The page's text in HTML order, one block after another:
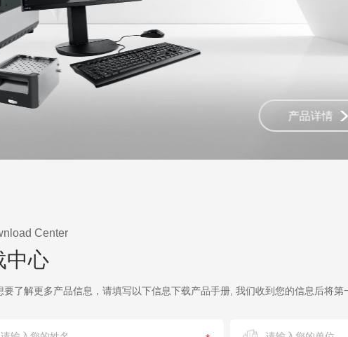
产品详情
Center
中心
要了解更多产品信息，请填写以下信息下载产品手册, 我们收到您的信息后将第